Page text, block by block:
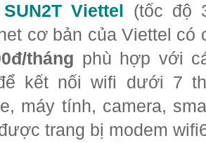
SUN2T Viettel (tốc độ
cơ bản của Viettel có
tháng phù hợp với
kết nối wifi dưới 7
máy tính, camera,
trang bị modem